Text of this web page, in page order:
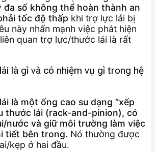
đa số không thể hoàn thành an
tốc độ thấp khi trợ lực lái bị
này nhấn mạnh việc phát hiện
quan trợ lực/thước lái là rất
là gì và có nhiệm vụ gì trong hệ
là một ống cao su dạng “xếp
thước lái (rack-and-pinion), có
nước và giữ môi trường làm việc
tiết bên trong. Nó thường được
kẹp ở hai đầu.